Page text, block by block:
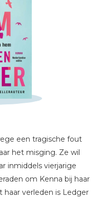
een tragische fout
het misging. Ze wil
inmiddels vierjarige
om Kenna bij haar
verleden is Ledger
van hun